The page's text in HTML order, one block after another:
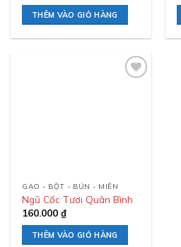
THÊM VÀO GIỎ HÀNG
GẠO - BỘT - BÚN - MIẾN
Ngũ Cốc Tươi Quân Bình
160.000₫
THÊM VÀO GIỎ HÀNG